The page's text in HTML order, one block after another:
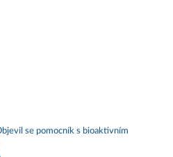
se pomocník s bioaktivním